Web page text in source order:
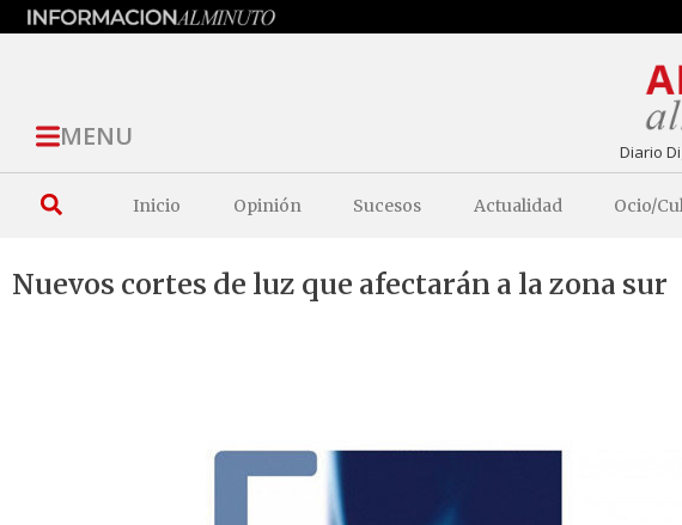
MENU Diario
Inicio Opinión Sucesos Actualidad Ocio/
Nuevos cortes de luz que afectarán a la zona sur